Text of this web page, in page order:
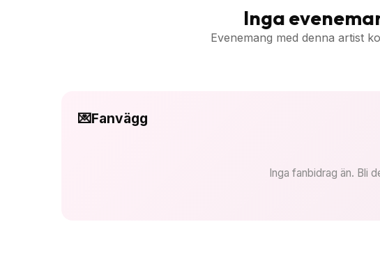
Inga
Evenemang med denna artist
💌Fanvägg
Inga fanbidrag än. Bli